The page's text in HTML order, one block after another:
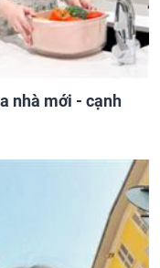
nhà mới - cạnh